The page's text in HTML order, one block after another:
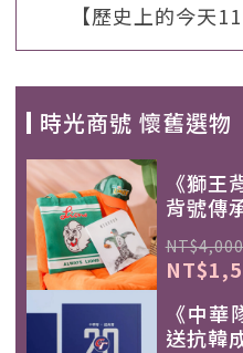
【歷史上的今天
時光商號 懷舊選物
《獅王
背號傳
NT$4,000
《中
送抗韓